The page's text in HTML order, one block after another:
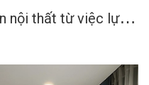
B
í quyết “hack” không gian nội thất từ việc lựa chọn rèm cửa